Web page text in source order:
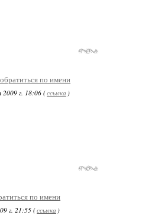
обратиться по имени
2009 г. 18:06 (ссылка )
по имени
г. 21:55 (ссылка )